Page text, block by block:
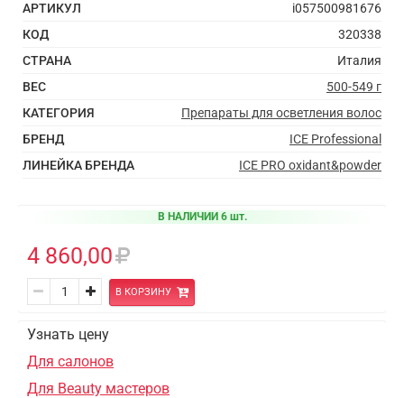
АРТИКУЛ
i057500981676
КОД
320338
СТРАНА
Италия
ВЕС
500-549 г
КАТЕГОРИЯ
Препараты для осветления волос
БРЕНД
ICE Professional
ЛИНЕЙКА БРЕНДА
ICE PRO oxidant&powder
В НАЛИЧИИ 6 шт.
4 860,00
В КОРЗИНУ
Узнать цену
Для салонов
Для Beauty мастеров